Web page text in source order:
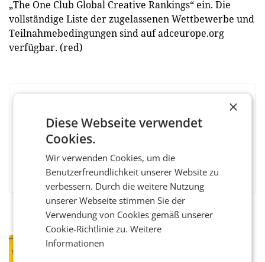
„The One Club Global Creative Rankings“ ein. Die
vollständige Liste der zugelassenen Wettbewerbe und
Teilnahmebedingungen sind auf adceurope.org
verfügbar. (red)
FacebookTwitterMessengerWhatsAppLinkedInXING Teilen
PRIMENEWS
×
Diese Webseite verwendet
Cookies.
Wir verwenden Cookies, um die
Benutzerfreundlichkeit unserer Website zu
verbessern. Durch die weitere Nutzung
unserer Webseite stimmen Sie der
Verwendung von Cookies gemäß unserer
Cookie-Richtlinie zu.Weitere
Informationen